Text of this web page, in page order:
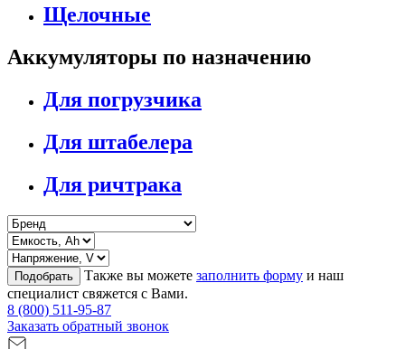
Щелочные
Аккумуляторы по назначению
Для погрузчика
Для штабелера
Для ричтрака
Подобрать Также вы можете заполнить форму и наш
специалист свяжется с Вами.
8 (800) 511-95-87
Заказать обратный звонок